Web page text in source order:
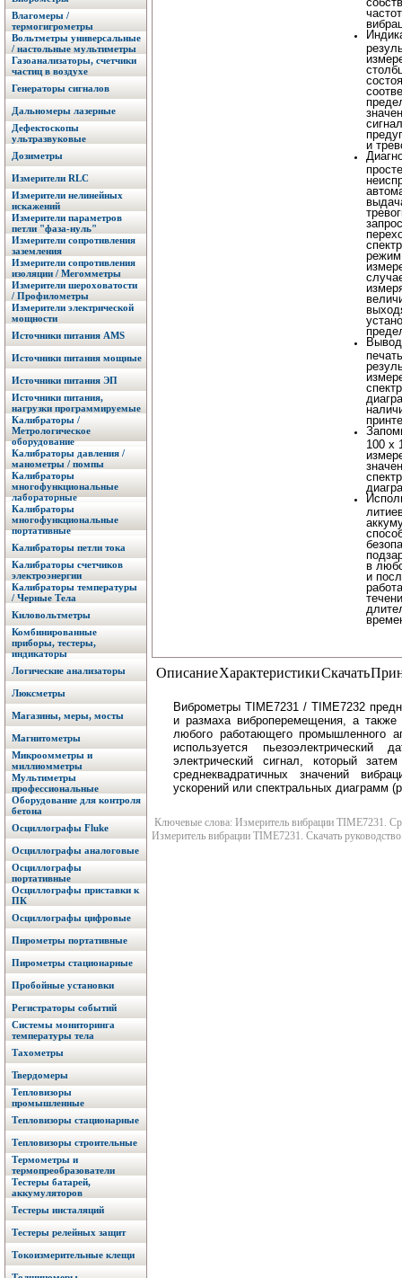
Влагомеры /
термогигрометры
Вольтметры универсальные
/ настольные мультиметры
Газоанализаторы, счетчики
частиц в воздухе
Генераторы сигналов
Дальномеры лазерные
Дефектоскопы
ультразвуковые
Дозиметры
Измерители RLC
Измерители нелинейных
искажений
Измерители параметров
петли "фаза-нуль"
Измерители сопротивления
заземления
Измерители сопротивления
изоляции / Мегомметры
Измерители шероховатости
/ Профилометры
Измерители электрической
мощности
Источники питания AMS
Источники питания мощные
Источники питания ЭП
Источники питания,
нагрузки программируемые
Калибраторы /
Метрологическое
оборудование
Калибраторы давления /
манометры / помпы
Калибраторы
многофункциональные
лабораторные
Калибраторы
многофункциональные
портативные
Калибраторы петли тока
Калибраторы счетчиков
электроэнергии
Калибраторы температуры
/ Черные Тела
Киловольтметры
Комбинированные
приборы, тестеры,
индикаторы
Логические анализаторы
Люксметры
Магазины, меры, мосты
Магнитометры
Микроомметры и
миллиомметры
Мультиметры
профессиональные
Оборудование для контроля
бетона
Осциллографы Fluke
Осциллографы аналоговые
Осциллографы
портативные
Осциллографы приставки к
ПК
Осциллографы цифровые
Пирометры портативные
Пирометры стационарные
Пробойные установки
Регистраторы событий
Системы мониторинга
температуры тела
Тахометры
Твердомеры
Тепловизоры
промышленные
Тепловизоры стационарные
Тепловизоры строительные
Термометры и
термопреобразователи
Тестеры батарей,
аккумуляторов
Тестеры инсталяций
Тестеры релейных защит
Токоизмерительные клещи
и
режим
печать
100 х
в
и
ОписаниеХарактеристикиСкачать
Виброметры TIME7231 / TIME7232
и размаха виброперемещения, а также
любого работающего промышленного
используется
электрический сигнал, который
среднеквадратичных значений
ускорений или спектральных диаграмм
Ключевые слова: Измеритель вибрации TIME7231.
Измеритель вибрации TIME7231. Скачать